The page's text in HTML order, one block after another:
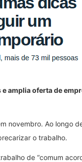
amplia oferta de
novembro. Ao longo
o trabalho.
de “comum